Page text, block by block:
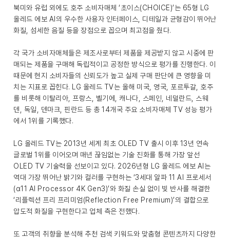
북미와 유럽 외에도 호주 소비자매체 ‘초이스(CHOICE)’는 65형 LG
올레드 에보 AI의 우수한 사용자 인터페이스, 디테일과 균형감이 뛰어난
화질, 섬세한 음질 등을 장점으로 꼽으며 최고점을 줬다.
각 국가 소비자매체들은 제조사로부터 제품을 제공받지 않고 시중에 판
매되는 제품을 구매해 독립적이고 공정한 방식으로 평가를 진행한다. 이
때문에 현지 소비자들의 신뢰도가 높고 실제 구매 판단에 큰 영향을 미
치는 지표로 꼽힌다. LG 올레드 TV는 올해 미국, 영국, 포르투갈, 호주
를 비롯해 이탈리아, 프랑스, 벨기에, 캐나다, 스페인, 네덜란드, 스웨
덴, 독일, 덴마크, 핀란드 등 총 14개국 주요 소비자매체 TV 성능 평가
에서 1위를 기록했다.
LG 올레드 TV는 2013년 세계 최초 OLED TV 출시 이후 13년 연속
글로벌 1위를 이어오며 매년 끊임없는 기술 진화를 통해 가장 앞선
OLED TV 기술력을 선보이고 있다. 2026년형 LG 올레드 에보 AI는
역대 가장 뛰어난 밝기와 컬러를 구현하는 ‘3세대 알파 11 AI 프로세서
(α11 AI Processor 4K Gen3)’와 화질 손실 없이 빛 반사를 해결한
‘리플렉션 프리 프리미엄(Reflection Free Premium)’의 결합으로
압도적 화질을 구현한다고 업체 측은 전했다.
또 고객의 취향을 분석해 추천 검색 키워드와 맞춤형 콘텐츠까지 다양한